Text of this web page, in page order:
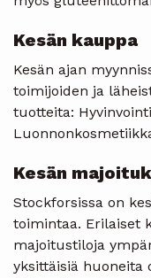
Kesän kauppa
Kesän ajan
toimijoiden ja
tuotteita:
Kesän
Stockforsissa on
toimintaa. Erilaiset
majoitustiloja
yksittäisiä huoneita